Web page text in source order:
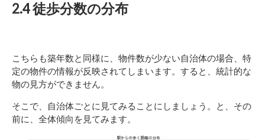
2.4 徒歩分数の分布
こちらも築年数と同様に、物件数が少ない自治体の場合、特
定の物件の情報が反映されてしまいます。すると、統計的な
物の見方ができません。
そこで、自治体ごとに見てみることにしましょう。と、その
前に、全体傾向を見てみます。